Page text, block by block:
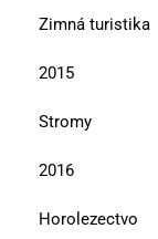
Zimná turistika
2015
Stromy
2016
Horolezectvo